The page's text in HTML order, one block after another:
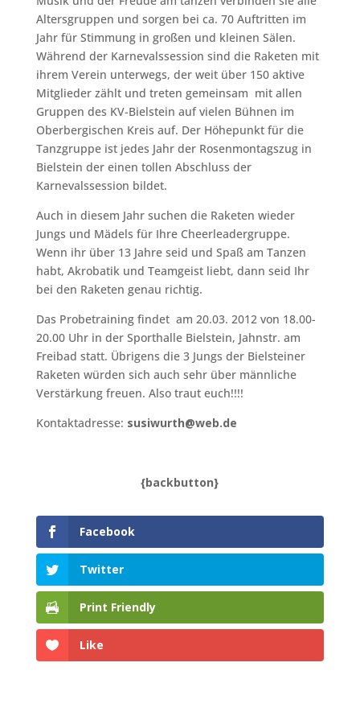
Altersgruppen und sorgen bei ca. 70 Auftritten im
Jahr für Stimmung in großen und kleinen Sälen.
Während der Karnevalssession sind die Raketen mit
ihrem Verein unterwegs, der weit über 150 aktive
Mitglieder zählt und treten gemeinsam mit allen
Gruppen des KV-Bielstein auf vielen Bühnen im
Oberbergischen Kreis auf. Der Höhepunkt für die
Tanzgruppe ist jedes Jahr der Rosenmontagszug in
Bielstein der einen tollen Abschluss der
Karnevalssession bildet.
Auch in diesem Jahr suchen die Raketen wieder
Jungs und Mädels für Ihre Cheerleadergruppe.
Wenn ihr über 13 Jahre seid und Spaß am Tanzen
habt, Akrobatik und Teamgeist liebt, dann seid Ihr
bei den Raketen genau richtig.
Das Probetraining findet am 20.03. 2012 von 18.00-
20.00 Uhr in der Sporthalle Bielstein, Jahnstr. am
Freibad statt. Übrigens die 3 Jungs der Bielsteiner
Raketen würden sich auch sehr über männliche
Verstärkung freuen. Also traut euch!!!!
Kontaktadresse: susiwurth@web.de
{backbutton}
Facebook
Twitter
Print Friendly
Like